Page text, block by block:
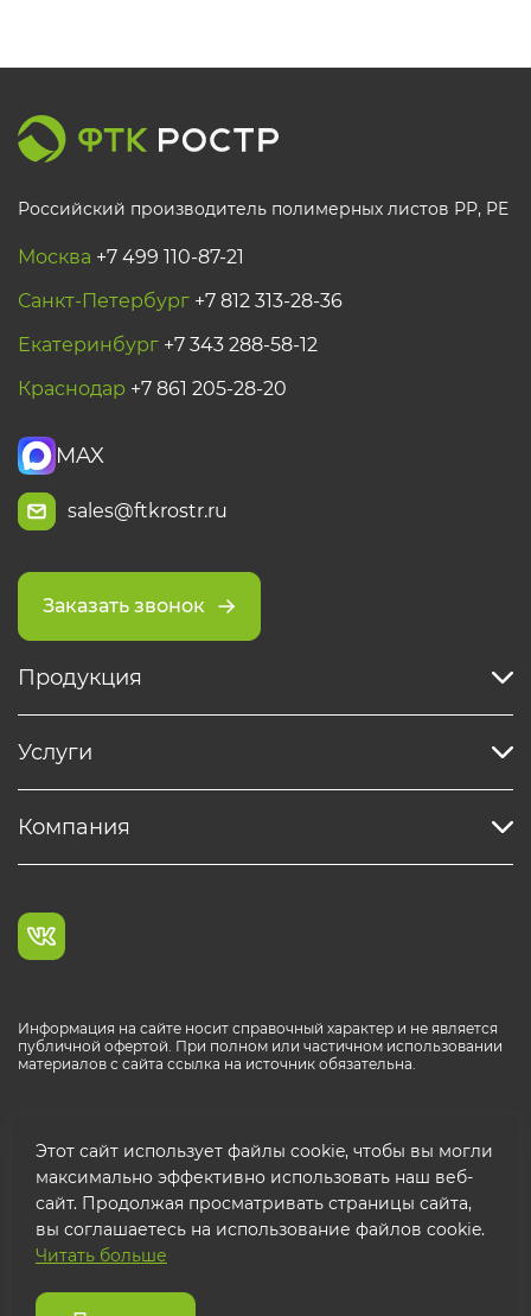
Российский производитель полимерных листов РР, PE
Москва +7 499 110-87-21
Санкт-Петербург +7 812 313-28-36
Екатеринбург +7 343 288-58-12
Краснодар +7 861 205-28-20
MAX
sales@ftkrostr.ru
Заказать звонок
Продукция
Услуги
Компания
Информация на сайте носит справочный характер и не является
публичной офертой. При полном или частичном использовании
материалов с сайта ссылка на источник обязательна.
© 2026 ООО "ФТК РОСТР"
Защита персональных данных
Этот сайт использует файлы cookie, чтобы вы могли
максимально эффективно использовать наш веб-
сайт. Продолжая просматривать страницы сайта,
вы соглашаетесь на использование файлов cookie.
Читать больше